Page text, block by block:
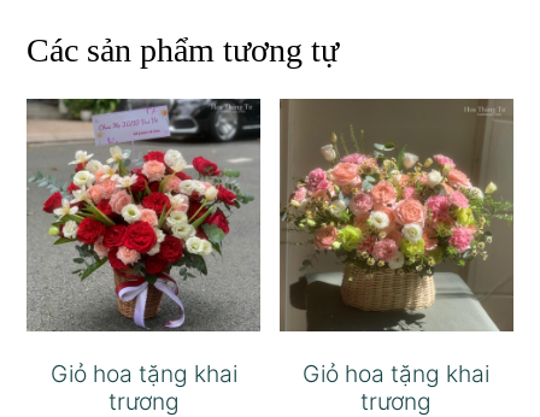
Các sản phẩm tương tự
Giỏ hoa tặng khai
trương
Giỏ hoa tặng khai
trương